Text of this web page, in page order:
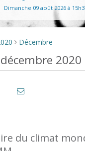
Dimanche 09 août 2026 à
> Décembre
2020
du climat